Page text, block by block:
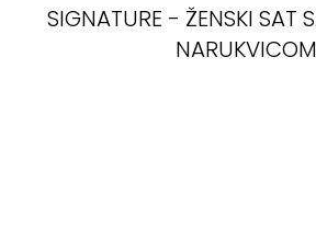
SIGNATURE - ŽENSKI SAT
NARUKVICOM